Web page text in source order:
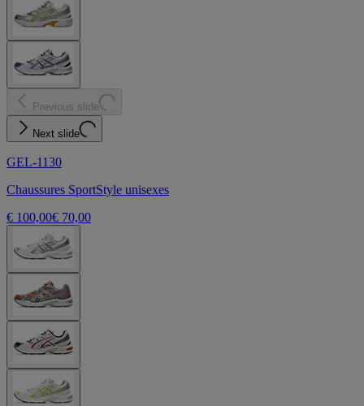
Previous slide
Next slide
GEL-1130
Chaussures SportStyle unisexes
€ 100,00€ 70,00